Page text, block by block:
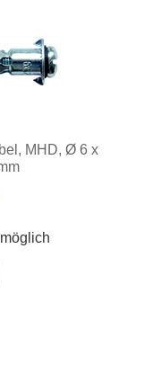
MHD, Ø 6 x